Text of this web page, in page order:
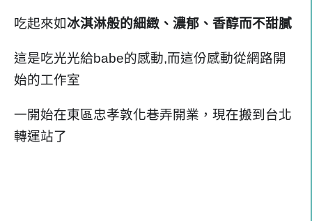
吃起來如冰淇淋般的細緻、濃郁、香醇而不甜膩
這是吃光光給babe的感動,而這份感動從網路開
始的工作室
一開始在東區忠孝敦化巷弄開業，現在搬到台北
轉運站了